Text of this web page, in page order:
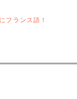
フランス語！